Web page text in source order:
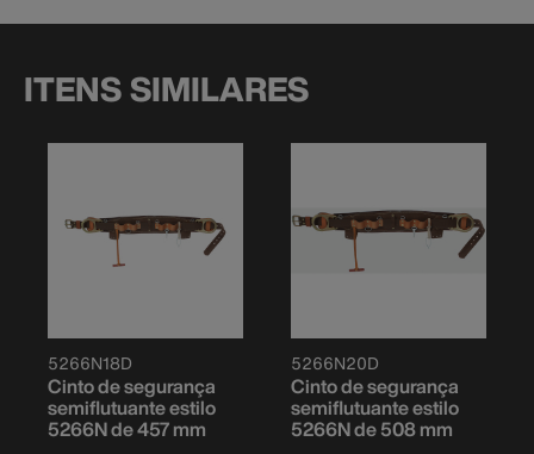
ITENS SIMILARES
5266N18D
Cinto de segurança
semiflutuante estilo
5266N de 457 mm
5266N20D
Cinto de segurança
semiflutuante estilo
5266N de 508 mm